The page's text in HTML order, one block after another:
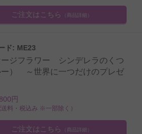
ご注文はこちら （商品詳細）
ド: ME23
ージフラワー シンデレラのくつ
ー） ～世界に一つだけのプレゼ
円
送料・税込み ※一部除く）
ご注文はこちら （商品詳細）